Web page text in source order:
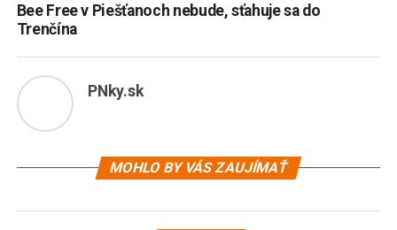
Bee Free v Piešťanoch nebude, sťahuje sa do
Trenčína
PNky.sk
MOHLO BY VÁS ZAUJÍMAŤ